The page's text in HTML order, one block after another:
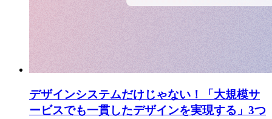
デザインシステムだけじゃない！「大規模サ
ービスでも一貫したデザインを実現する」3つ